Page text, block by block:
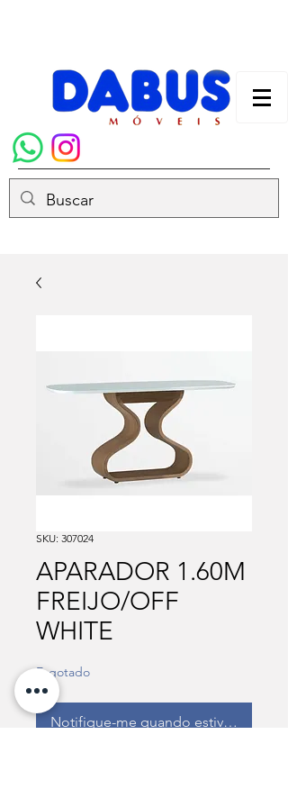
SKU: 307024
APARADOR 1.60M
FREIJO/OFF
WHITE
Esgotado
Notifique-me quando estiver